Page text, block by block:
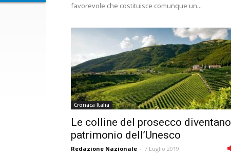
favorevole che costituisce comunque un...
Cronaca Italia
Le colline del prosecco diventano
patrimonio dell’Unesco
Redazione Nazionale - 7 Luglio 2019